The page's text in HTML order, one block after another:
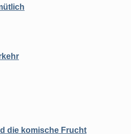
die komische Frucht